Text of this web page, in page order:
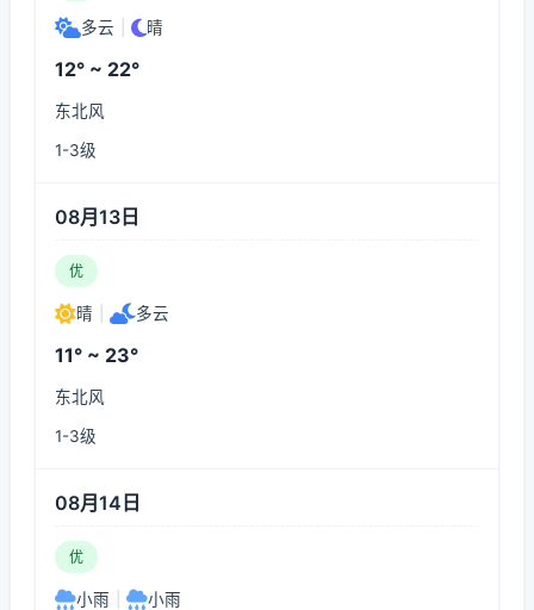
多云 晴
12° ~ 22°
东北风
1-3级
08月13日
优
晴 多云
11° ~ 23°
东北风
1-3级
08月14日
优
小雨 小雨